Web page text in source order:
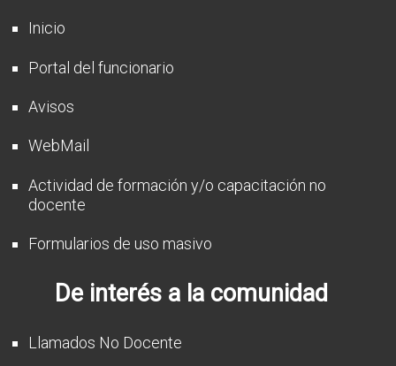
Noticias
Inicio
Portal del funcionario
Avisos
WebMail
Actividad de formación y/o capacitación no
docente
Formularios de uso masivo
De interés a la comunidad
Llamados No Docente